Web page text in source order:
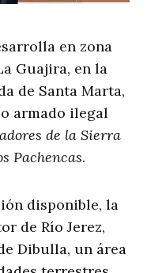
en zona
Guajira, en la
de Santa Marta,
armado ilegal
de la Sierra
Pachencas.
disponible, la
de Río Jerez,
Dibulla, un área